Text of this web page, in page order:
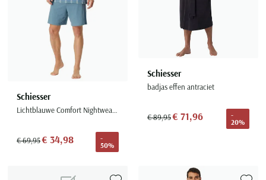
Schiesser
Lichtblauwe Comfort Nightwear shortama geruit
€ 69,95€ 34,98
-
50%
Schiesser
badjas effen antraciet
€ 89,95€ 71,96
-
20%